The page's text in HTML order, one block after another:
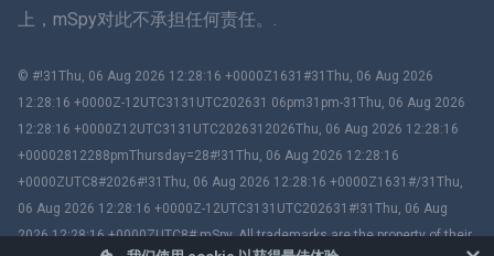
עברית
Tiếng Việt
上，mSpy对此不承担任何责任。.
© #!31Thu, 06 Aug 2026 12:28:16 +0000Z1631#31Thu, 06 Aug 2026
12:28:16 +0000Z-12UTC3131UTC202631 06pm31pm-31Thu, 06 Aug 2026
12:28:16 +0000Z12UTC3131UTC2026312026Thu, 06 Aug 2026 12:28:16
+00002812288pmThursday=28#!31Thu, 06 Aug 2026 12:28:16
+0000ZUTC8#2026#!31Thu, 06 Aug 2026 12:28:16 +0000Z1631#/31Thu,
06 Aug 2026 12:28:16 +0000Z-12UTC3131UTC202631#!31Thu, 06 Aug
2026 12:28:16 +0000ZUTC8# mSpy. All trademarks are the property of their